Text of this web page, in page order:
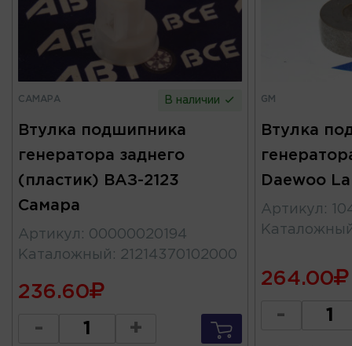
САМАРА В наличии
Втулка подшипника
генератора заднего
(пластик) ВАЗ-2123
Самара
Артикул : 00000020194
Каталожный : 21214370102000
236.60
- +
GM
Втулка
Daewoo
Артикул :
264.00
-